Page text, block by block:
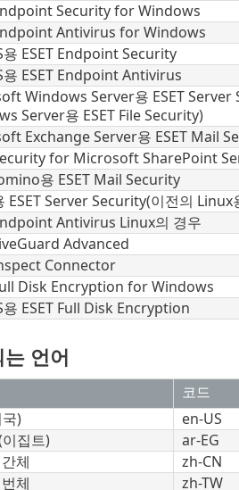
Securityfor Windows
Antivirus for Windows
ESET Endpoint Security
ESET Endpoint Antivirus
Windows Server용 ESET
Server용 ESET File Security)
Exchange Server용 ESET Mail
for Microsoft SharePoint
용 ESET Mail Security
ESET Server Security(이전의 Linux
Antivirus Linux의 경우
Advanced
Connector
Disk Encryption for Windows
ESET Full Disk Encryption
언어
코드
)
en-US
집트)
ar-EG
체
zh-CN
체
zh-TW